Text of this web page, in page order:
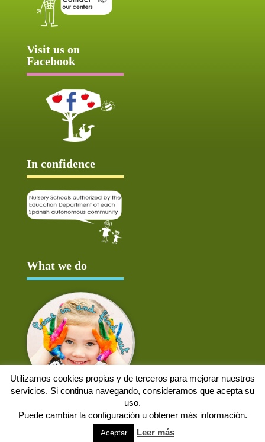
Visit us on
Facebook
In confidence
What we do
Utilizamos cookies propias y de terceros para mejorar nuestros
servicios. Si continua navegando, consideramos que acepta su
uso.
Puede cambiar la configuración u obtener más información.
Aceptar Leer más
Aviso Legal Política de cookies Protección de datos Solicitud de baja